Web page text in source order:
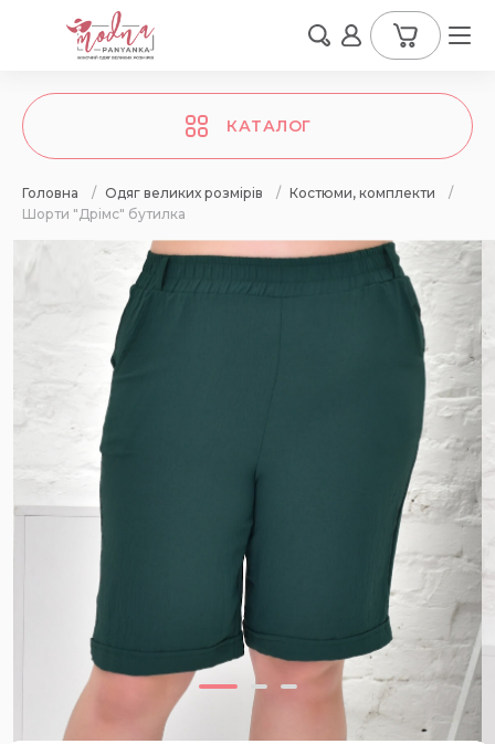
КАТАЛОГ
Головна / Одяг великих розмірів / Костюми, комплекти
/
Шорти "Дрімс" бутилка